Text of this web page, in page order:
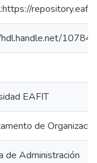
EAFIT
de
de Administración